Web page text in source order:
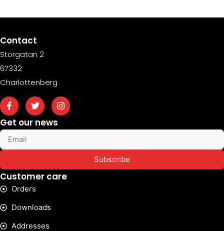
Contact
Storgatan 2
67332
Charlottenberg
Get our news
Subscribe
Customer care
Orders
Downloads
Addresses